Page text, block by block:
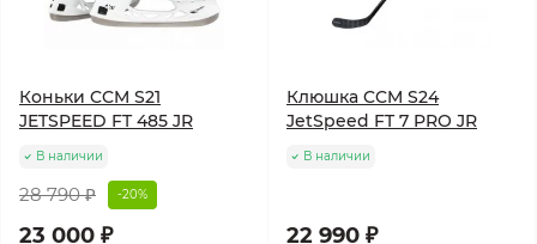
Коньки CCM S21
JETSPEED FT 485 JR
В наличии
28 790 ₽ -20%
23 000 ₽
Клюшка CCM S24
JetSpeed FT 7 PRO JR
В наличии
22 990 ₽